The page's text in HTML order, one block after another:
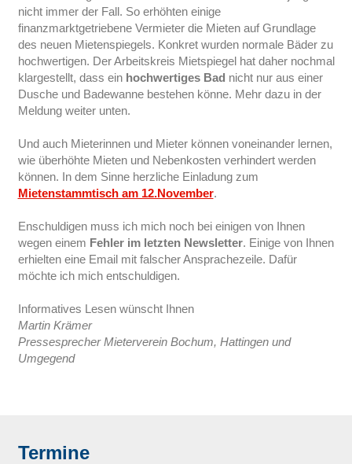
nicht immer der Fall. So erhöhten einige
finanzmarktgetriebene Vermieter die Mieten auf Grundlage
des neuen Mietenspiegels. Konkret wurden normale Bäder zu
hochwertigen. Der Arbeitskreis Mietspiegel hat daher nochmal
klargestellt, dass ein hochwertiges Bad nicht nur aus einer
Dusche und Badewanne bestehen könne. Mehr dazu in der
Meldung weiter unten.
Und auch Mieterinnen und Mieter können voneinander lernen,
wie überhöhte Mieten und Nebenkosten verhindert werden
können. In dem Sinne herzliche Einladung zum
Mietenstammtisch am 12.November.
Enschuldigen muss ich mich noch bei einigen von Ihnen
wegen einem Fehler im letzten Newsletter. Einige von Ihnen
erhielten eine Email mit falscher Ansprachezeile. Dafür
möchte ich mich entschuldigen.
Informatives Lesen wünscht Ihnen
Martin Krämer
Pressesprecher Mieterverein Bochum, Hattingen und
Umgegend
Termine